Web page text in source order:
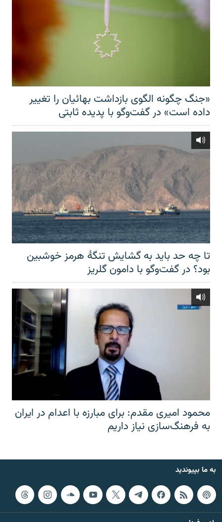
«جنگ چگونه الگوی بازداشت بهائیان را تغییر
داده است» در گفت‌وگو با پدیده ثابتی
تا چه حد باید به گشایش تنگهٔ هرمز خوشبین
بود؟ در گفت‌وگو با دامون گلریز
محمود امیری مقدم: برای مبارزه با اعدام در ایران
به فرهنگ‌سازی نیاز داریم
به ما بپیوندید